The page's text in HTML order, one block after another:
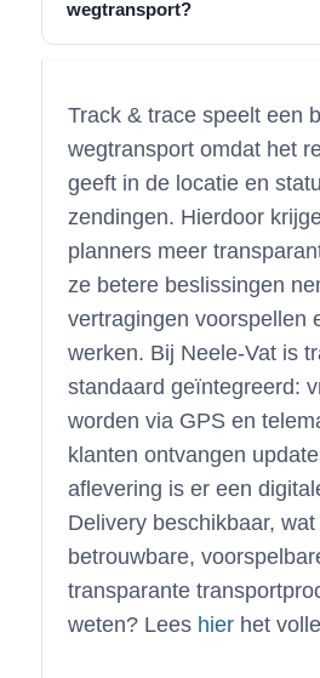
wegtransport?
Track & trace speelt een
wegtransport omdat het
geeft in de locatie en
zendingen. Hierdoor
planners meer
ze betere beslissingen
vertragingen voorspellen
werken. Bij Neele-Vat is
standaard geïntegreerd:
worden via GPS en
klanten ontvangen
aflevering is er een
Delivery beschikbaar,
betrouwbare,
transparante
weten? Lees hierhet